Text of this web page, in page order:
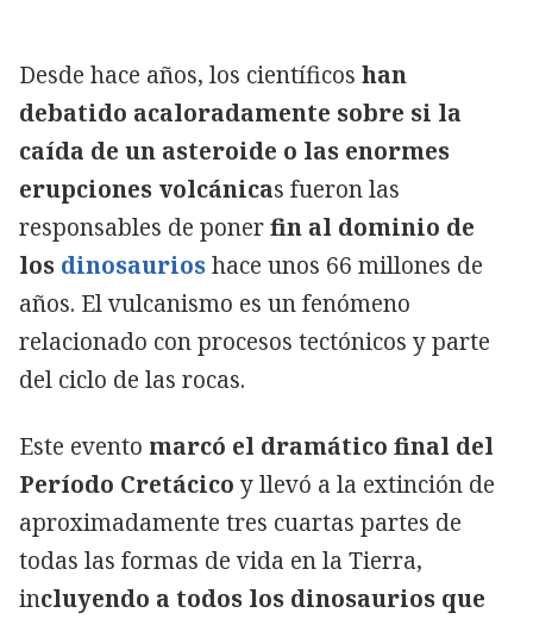
Copiar
Desde hace años, los científicos han
debatido acaloradamente sobre si la
caída de un asteroide o las enormes
erupciones volcánicas fueron las
responsables de ponerfin al dominio de
los dinosaurioshace unos 66 millones de
años. El vulcanismo es un fenómeno
relacionado con procesos tectónicos y parte
del ciclo de las rocas.
Este evento marcó el dramático final del
Período Cretácico y llevó a la extinción de
aproximadamente tres cuartas partes de
todas las formas de vida en la Tierra,
incluyendo a todos los dinosaurios que